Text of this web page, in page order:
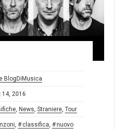
BlogDiMusica
14, 2016
News Straniere Tour
classifica
nuovo